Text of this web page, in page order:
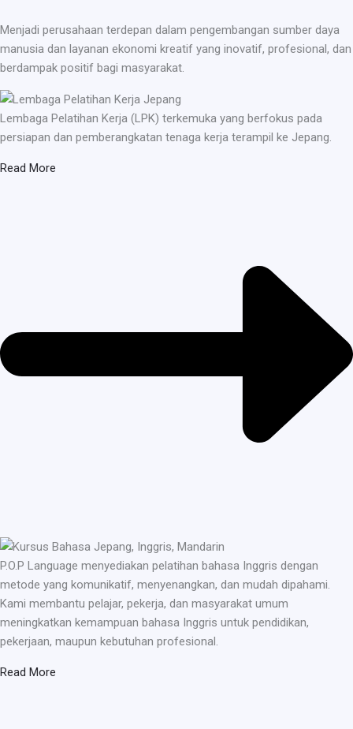
Menjadi perusahaan terdepan dalam pengembangan sumber daya
manusia dan layanan ekonomi kreatif yang inovatif, profesional, dan
berdampak positif bagi masyarakat.
Lembaga Pelatihan Kerja (LPK) terkemuka yang berfokus pada
persiapan dan pemberangkatan tenaga kerja terampil ke Jepang.
Read More
P.O.P Language menyediakan pelatihan bahasa Inggris dengan
metode yang komunikatif, menyenangkan, dan mudah dipahami.
Kami membantu pelajar, pekerja, dan masyarakat umum
meningkatkan kemampuan bahasa Inggris untuk pendidikan,
pekerjaan, maupun kebutuhan profesional.
Read More